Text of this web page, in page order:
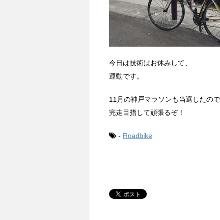
今日は技術はお休みして、
運動です。
11月の神戸マラソンも当選したの
完走目指して頑張るぞ！
- Roadbike